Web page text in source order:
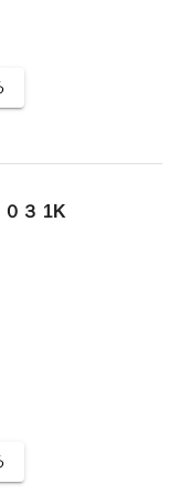
３ 1K